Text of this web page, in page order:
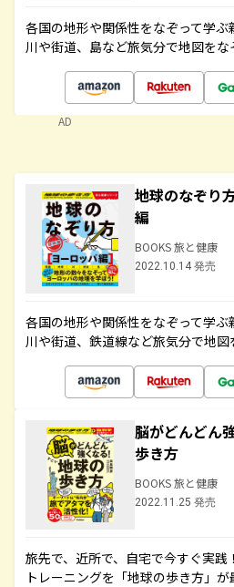
各国の地形や関係性をなぞって学ぶ
川や街道、島など旅気分で地図をな
AD
地球のなぞ
編
BOOKS 旅と健康
2022.10.14 発売
各国の地形や関係性をなぞって学ぶ
川や街道、鉄道線など旅気分で地図
脳がどんどん
歩き方
BOOKS 旅と健康
2022.11.25 発売
旅先で、近所で、自宅で今すぐ実
トレーニングを「地球の歩き方」